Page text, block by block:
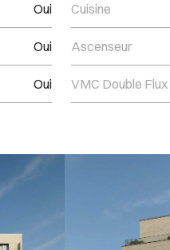
Oui Cuisine
Oui Ascenseur
Oui VMC Double Flux